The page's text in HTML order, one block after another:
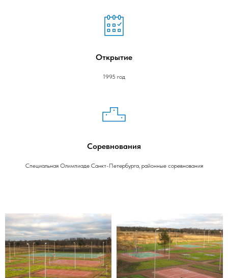
Открытие
1995 год
Соревнования
Специальная Олимпиаде Санкт-Петербурга, районные соревнования